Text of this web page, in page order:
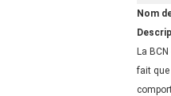
Nom
La
fait que